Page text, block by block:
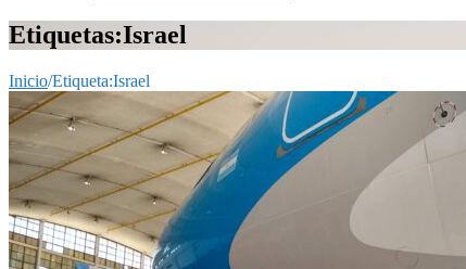
Etiquetas:Israel
Inicio/Etiqueta:Israel